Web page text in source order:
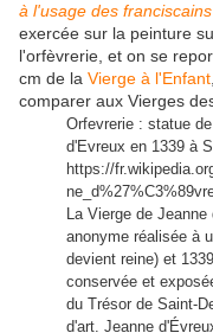
à l'usage des franciscains
exercée sur la peinture
l'orfèvrerie, et on se
cm de la Vierge à l'Enfant
comparer aux Vierges
Orfevrerie : statue
d'Evreux en 1339 à
https://
La Vierge de
anonyme réalisée à
devient reine) et
conservée et
du Trésor de Saint-
d'art. Jeanne